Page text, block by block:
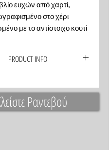
ευχών από χαρτί,
στο χέρι
με το αντίστοιχο κουτί
PRODUCT INFO
στο χέρι με το θέμα και
της βάπτισης του μωρού
μοναδικό ενθύμιο που το
Ραντεβού